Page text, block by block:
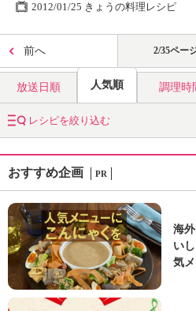
2012/01/25 きょうの料理レシピ
前へ 2/35ペー
放送日順 人気順 調理時
レシピを絞り込む
おすすめ企画 PR
海
い
気